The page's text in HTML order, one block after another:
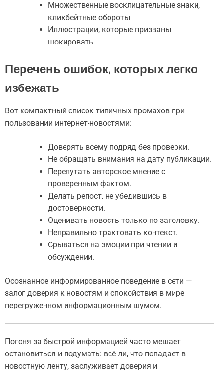
Множественные восклицательные знаки,
кликбейтные обороты.
Иллюстрации, которые призваны
шокировать.
Перечень ошибок, которых легко
избежать
Вот компактный список типичных промахов при
пользовании интернет-новостями:
Доверять всему подряд без проверки.
Не обращать внимания на дату публикации.
Перепутать авторское мнение с
проверенным фактом.
Делать репост, не убедившись в
достоверности.
Оценивать новость только по заголовку.
Неправильно трактовать контекст.
Срываться на эмоции при чтении и
обсуждении.
Осознанное информированное поведение в сети —
залог доверия к новостям и спокойствия в мире
перегруженном информационным шумом.
Погоня за быстрой информацией часто мешает
остановиться и подумать: всё ли, что попадает в
новостную ленту, заслуживает доверия и